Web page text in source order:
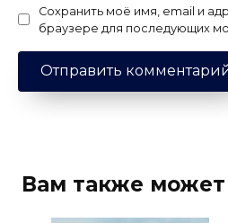
Сохранить моё имя, email и
браузере для последующих
Вам также может